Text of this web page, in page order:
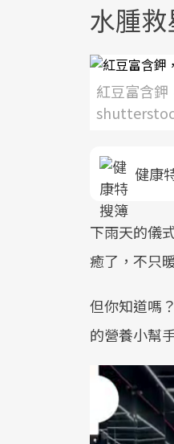
水腫
紅豆富含鉀
健康
下雨天的儀
癒了，不只
但你知道嗎
的營養小幫